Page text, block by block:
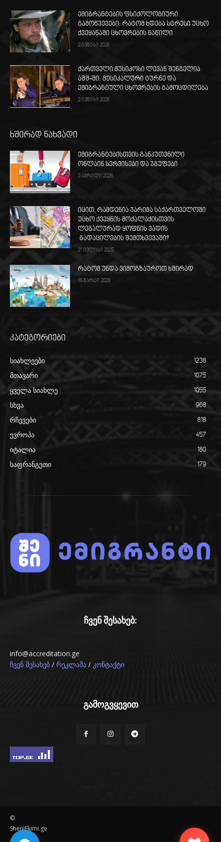
ემიგრანტების ფსიქოლოგიური
გამოწვევები: რატომ ხდება სტრესი უცხო
ქვეყანაში ცხოვრების ნაწილი
2 ივნისი 2026
ქართველი მუსიკოსი ლევან შენგელია
აშშ-ში: მუსიკალური ტურნე და
ემიგრანტული ცხოვრების გამოცდილება
2 ივნისი 2026
ხშირად ნახვადი
ემიგრანტებისთვის განკუთვნილი
ონლაინ სერვისები და ჯგუფები
3 აპრილი 2026
იცით, რამდენია ჯარიმა საქართველოში
უცხო ქვეყნის მოქალაქისთვის
ლეგალურად ყოფნის ვადის
გადაცილების შემთხვევაში?
21 ივლისი 2025
რატომ უნდა ვიმოგზაუროთ ხშირად
15 მარტი 2026
კატეგორიები
სიახლეები 1238
მთავარი 1075
ყველა სიახლე 1055
სხვა 968
რჩევები 818
ევროპა 457
იტალია 180
საფრანგეთი 179
ჩვენ შესახებ:
info@accreditation.ge
ჩვენ შესახებ / რეკლამა / კონტაქტი
გამოგვყევით
©
SheniEkimi.ge